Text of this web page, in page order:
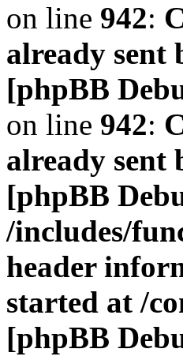
on line 942:
already sent
[phpBB
on line 942:
already sent
[phpBB
/includes/
header
started at /
[phpBB